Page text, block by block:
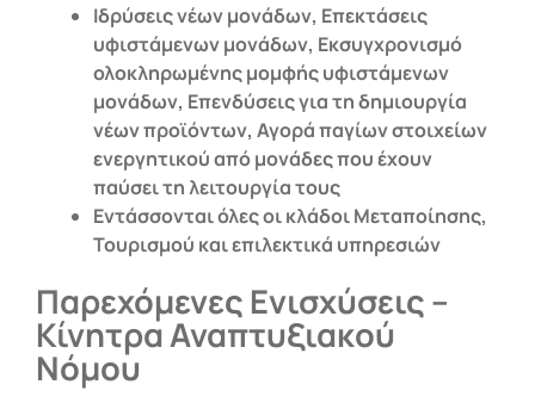
Ιδρύσεις νέων μονάδων, Επεκτάσεις
υφιστάμενων μονάδων, Εκσυγχρονισμό
ολοκληρωμένης μομφής υφιστάμενων
μονάδων, Επενδύσεις για τη δημιουργία
νέων προϊόντων, Αγορά παγίων στοιχείων
ενεργητικού από μονάδες που έχουν
παύσει τη λειτουργία τους
Εντάσσονται όλες οι κλάδοιMεταποίησης,
Τουρισμού και επιλεκτικά υπηρεσιών
Παρεχόμενες Ενισχύσεις –
Κίνητρα Αναπτυξιακού
Νόμου